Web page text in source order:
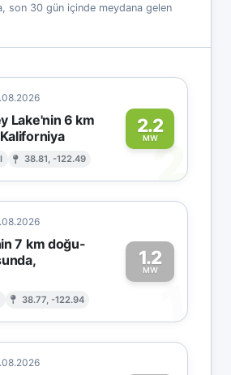
son 30 gün içinde meydana gelen
Lake'nin 6 km
38.81, -122.49
2.2
MW2
7 km doğu-
38.77, -122.94
1.2
MW
1